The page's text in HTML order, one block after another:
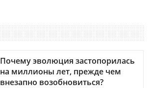
Почему эволюция застопорилась
на миллионы лет, прежде чем
внезапно возобновиться?